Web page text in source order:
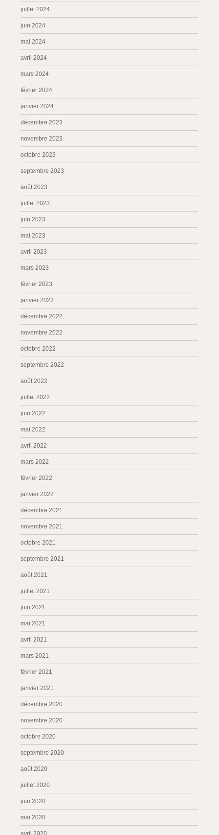
juillet 2024
juin 2024
mai 2024
avril 2024
mars 2024
février 2024
janvier 2024
décembre 2023
novembre 2023
octobre 2023
septembre 2023
août 2023
juillet 2023
juin 2023
mai 2023
avril 2023
mars 2023
février 2023
janvier 2023
décembre 2022
novembre 2022
octobre 2022
septembre 2022
août 2022
juillet 2022
juin 2022
mai 2022
avril 2022
mars 2022
février 2022
janvier 2022
décembre 2021
novembre 2021
octobre 2021
septembre 2021
août 2021
juillet 2021
juin 2021
mai 2021
avril 2021
mars 2021
février 2021
janvier 2021
décembre 2020
novembre 2020
octobre 2020
septembre 2020
août 2020
juillet 2020
juin 2020
mai 2020
avril 2020